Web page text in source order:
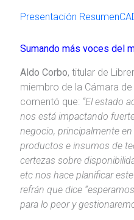
Presentación
Sumando más voces del
Aldo Corbo, titular de
miembro de la Cámara
comentó que: “El estado
nos está impactando
negocio, principalmente
productos e insumos de
certezas sobre
etc nos hace planificar
refrán que dice
para lo peor y